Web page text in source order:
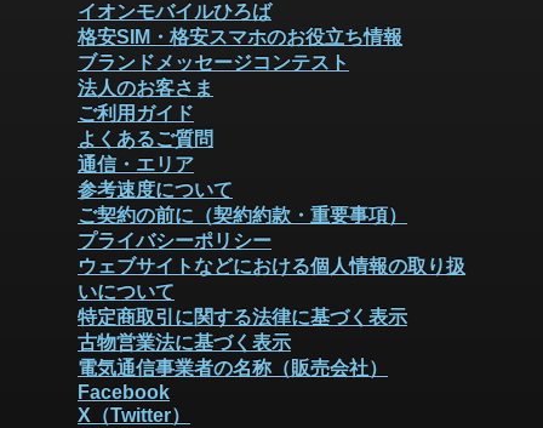
イオンモバイルひろば
格安SIM・格安スマホのお役立ち情報
ブランドメッセージコンテスト
法人のお客さま
ご利用ガイド
よくあるご質問
通信・エリア
参考速度について
ご契約の前に（契約約款・重要事項）
プライバシーポリシー
ウェブサイトなどにおける個人情報の取り扱
いについて
特定商取引に関する法律に基づく表示
古物営業法に基づく表示
電気通信事業者の名称（販売会社）
Facebook
X（Twitter）